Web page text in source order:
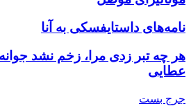
نامه‌های داستایفسکی به آنا
هر چه تبر زدی مرا، زخم نشد
عطایی
جرج بست